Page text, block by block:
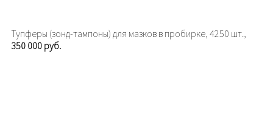
Тупферы (зонд-тампоны) для мазков в пробирке, 4250 шт.,
350 000 руб.